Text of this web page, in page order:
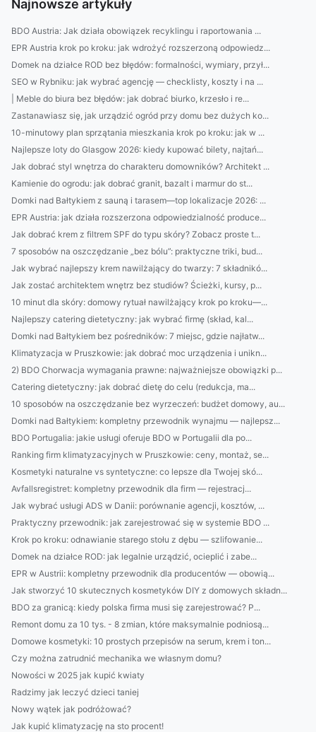
Najnowsze artykuły
BDO Austria: Jak działa obowiązek recyklingu i raportowania ...
EPR Austria krok po kroku: jak wdrożyć rozszerzoną odpowiedz...
Domek na działce ROD bez błędów: formalności, wymiary, przył...
SEO w Rybniku: jak wybrać agencję — checklisty, koszty i na ...
| Meble do biura bez błędów: jak dobrać biurko, krzesło i re...
Zastanawiasz się, jak urządzić ogród przy domu bez dużych ko...
10-minutowy plan sprzątania mieszkania krok po kroku: jak w ...
Najlepsze loty do Glasgow 2026: kiedy kupować bilety, najtań...
Jak dobrać styl wnętrza do charakteru domowników? Architekt ...
Kamienie do ogrodu: jak dobrać granit, bazalt i marmur do st...
Domki nad Bałtykiem z sauną i tarasem—top lokalizacje 2026: ...
EPR Austria: jak działa rozszerzona odpowiedzialność produce...
Jak dobrać krem z filtrem SPF do typu skóry? Zobacz proste t...
7 sposobów na oszczędzanie „bez bólu”: praktyczne triki, bud...
Jak wybrać najlepszy krem nawilżający do twarzy: 7 składnikó...
Jak zostać architektem wnętrz bez studiów? Ścieżki, kursy, p...
10 minut dla skóry: domowy rytuał nawilżający krok po kroku—...
Najlepszy catering dietetyczny: jak wybrać firmę (skład, kal...
Domki nad Bałtykiem bez pośredników: 7 miejsc, gdzie najłatw...
Klimatyzacja w Pruszkowie: jak dobrać moc urządzenia i unikn...
2) BDO Chorwacja wymagania prawne: najważniejsze obowiązki p...
Catering dietetyczny: jak dobrać dietę do celu (redukcja, ma...
10 sposobów na oszczędzanie bez wyrzeczeń: budżet domowy, au...
Domki nad Bałtykiem: kompletny przewodnik wynajmu — najlepsz...
BDO Portugalia: jakie usługi oferuje BDO w Portugalii dla po...
Ranking firm klimatyzacyjnych w Pruszkowie: ceny, montaż, se...
Kosmetyki naturalne vs syntetyczne: co lepsze dla Twojej skó...
Avfallsregistret: kompletny przewodnik dla firm — rejestracj...
Jak wybrać usługi ADS w Danii: porównanie agencji, kosztów, ...
Praktyczny przewodnik: jak zarejestrować się w systemie BDO ...
Krok po kroku: odnawianie starego stołu z dębu — szlifowanie...
Domek na działce ROD: jak legalnie urządzić, ocieplić i zabe...
EPR w Austrii: kompletny przewodnik dla producentów — obowią...
Jak stworzyć 10 skutecznych kosmetyków DIY z domowych składn...
BDO za granicą: kiedy polska firma musi się zarejestrować? P...
Remont domu za 10 tys. - 8 zmian, które maksymalnie podniosą...
Domowe kosmetyki: 10 prostych przepisów na serum, krem i ton...
Czy można zatrudnić mechanika we własnym domu?
Nowości w 2025 jak kupić kwiaty
Radzimy jak leczyć dzieci taniej
Nowy wątek jak podróżować?
Jak kupić klimatyzację na sto procent!